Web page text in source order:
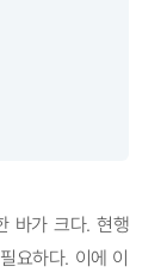
바가 크다. 현행
요하다. 이에 이